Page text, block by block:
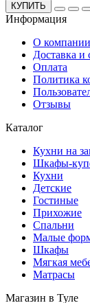
КУПИТЬ
Информация
О компании
Доставка и
Оплата
Политика
Отзывы
Каталог
Кухни на
Шкафы-
Кухни
Детские
Гостиные
Прихожие
Спальни
Малые
Шкафы
Мягкая
Матрасы
Магазин в Туле